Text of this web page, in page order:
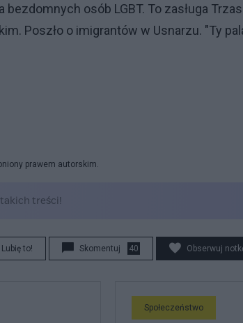
osób LGBT. To zasługa
Poszło o imigrantów w Usnarzu. "Ty
prawem autorskim.
Lubię to! Skomentuj 40 Obserwuj
Społeczeństwo